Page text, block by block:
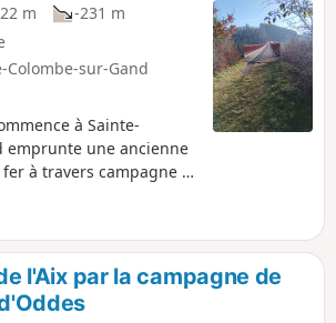
m
-231 m
Colombe-sur-Gand
à Sainte-
emprunte une ancienne
à travers campagne et
de 320 m de long
Ce circuit suit les
du tacot" et en
et Rouge du GRP®
forêt".
l'Aix par la campagne de